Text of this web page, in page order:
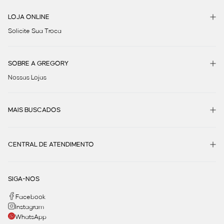
LOJA ONLINE
Solicite Sua Troca
SOBRE A GREGORY
Nossas Lojas
MAIS BUSCADOS
CENTRAL DE ATENDIMENTO
SIGA-NOS
Facebook
Instagram
WhatsApp